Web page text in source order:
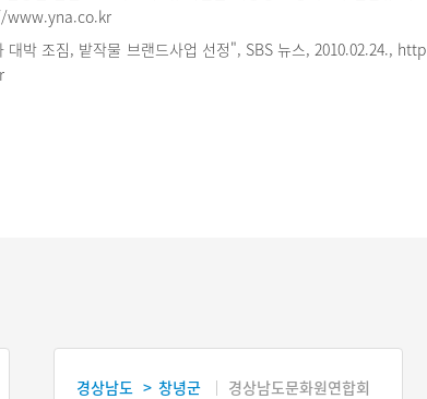
www.yna.co.kr
대박 조짐, 밭작물 브랜드사업 선정", SBS 뉴스, 2010.02.24., http
경상남도 > 창녕군 경상남도문화원연합회